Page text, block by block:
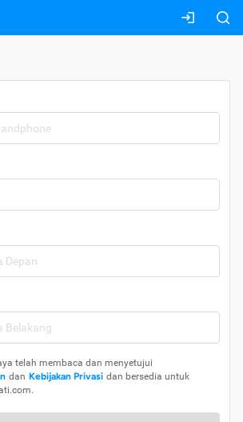
telah membaca dan menyetujui
dan Kebijakan Privasi dan bersedia untuk